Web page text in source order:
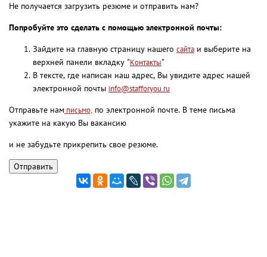
Не получается загрузить резюме и отправить нам?
Попробуйте это сделать с помощью электронной почты:
Зайдите на главную страницу нашего сайта и выберите на
верхней панели вкладку "Контакты"
В тексте, где написан наш адрес, Вы увидите адрес нашей
электронной почты info@stafforyou.ru
Отправьте нам письмо, по электронной почте. В теме письма
укажите на какую Вы вакансию
и не забудьте прикрепить свое резюме.